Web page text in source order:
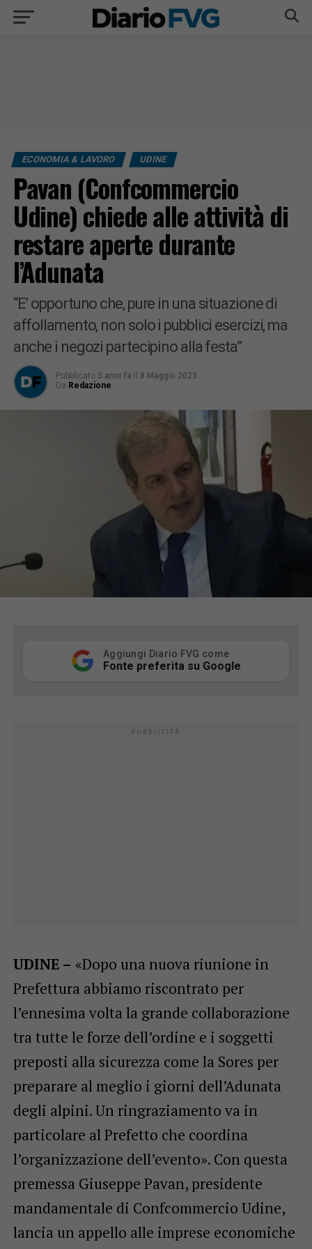
ECONOMIA & LAVORO UDINE
Pavan (Confcommercio
Udine) chiede alle attività di
restare aperte durante
l’Adunata
“E’ opportuno che, pure in una situazione di
affollamento, non solo i pubblici esercizi, ma
anche i negozi partecipino alla festa”
Pubblicato 3 anni fa il 8 Maggio 2023
Da Redazione
Aggiungi Diario FVG come
Fonte preferita su Google
UDINE – «Dopo una nuova riunione in
Prefettura abbiamo riscontrato per
l’ennesima volta la grande collaborazione
tra tutte le forze dell’ordine e i soggetti
preposti alla sicurezza come la Sores per
preparare al meglio i giorni dell’Adunata
degli alpini. Un ringraziamento va in
particolare al Prefetto che coordina
l’organizzazione dell’evento». Con questa
premessa Giuseppe Pavan, presidente
mandamentale di Confcommercio Udine,
lancia un appello alle imprese economiche